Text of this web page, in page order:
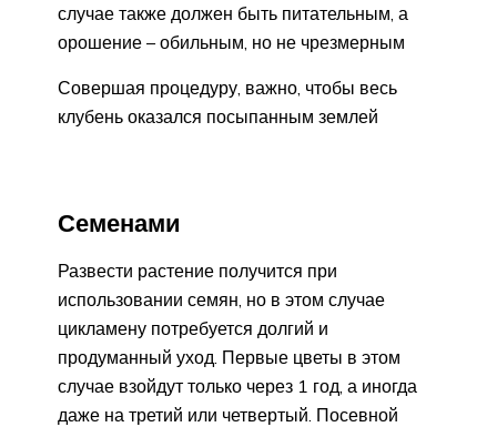
случае также должен быть питательным, а
орошение – обильным, но не чрезмерным
Совершая процедуру, важно, чтобы весь
клубень оказался посыпанным землей
Семенами
Развести растение получится при
использовании семян, но в этом случае
цикламену потребуется долгий и
продуманный уход. Первые цветы в этом
случае взойдут только через 1 год, а иногда
даже на третий или четвертый. Посевной